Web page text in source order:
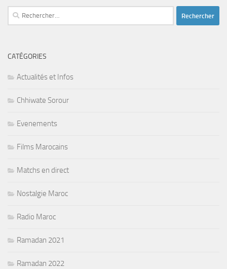
Rechercher :
CATÉGORIES
Actualités et Infos
Chhiwate Sorour
Evenements
Films Marocains
Matchs en direct
Nostalgie Maroc
Radio Maroc
Ramadan 2021
Ramadan 2022